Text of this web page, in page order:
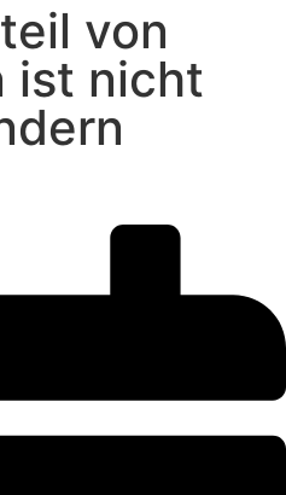
von
ist nicht